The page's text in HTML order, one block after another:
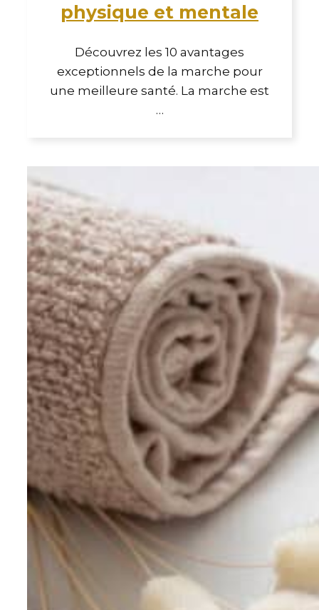
physique et mentale
Découvrez les 10 avantages
exceptionnels de la marche pour
une meilleure santé. La marche est
…